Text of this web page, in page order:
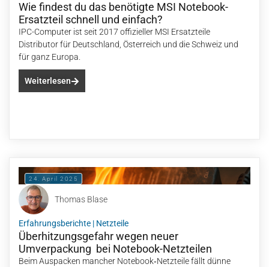
Wie findest du das benötigte MSI Notebook-
Ersatzteil schnell und einfach?
IPC-Computer ist seit 2017 offizieller MSI Ersatzteile
Distributor für Deutschland, Österreich und die Schweiz und
für ganz Europa.
Weiterlesen
24. April 2025
Thomas Blase
Erfahrungsberichte | Netzteile
Überhitzungsgefahr wegen neuer
Umverpackung bei Notebook-Netzteilen
Beim Auspacken mancher Notebook‑Netzteile fällt dünne